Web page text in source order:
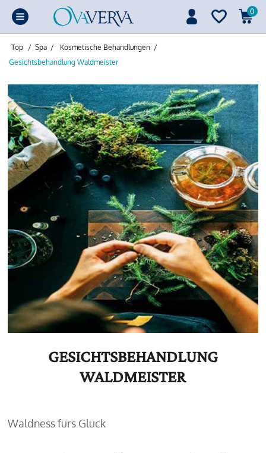
0
Top / Spa / Kosmetische Behandlungen /
Gesichtsbehandlung Waldmeister
GESICHTSBEHANDLUNG
WALDMEISTER
Waldness fürs Glück